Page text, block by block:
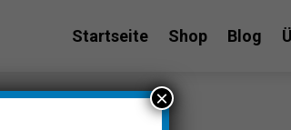
Startseite Shop Blog
×